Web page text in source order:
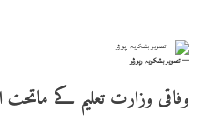
— تصویر بشکریہ رپورٹر
وفاقی وزارت تعلیم کے